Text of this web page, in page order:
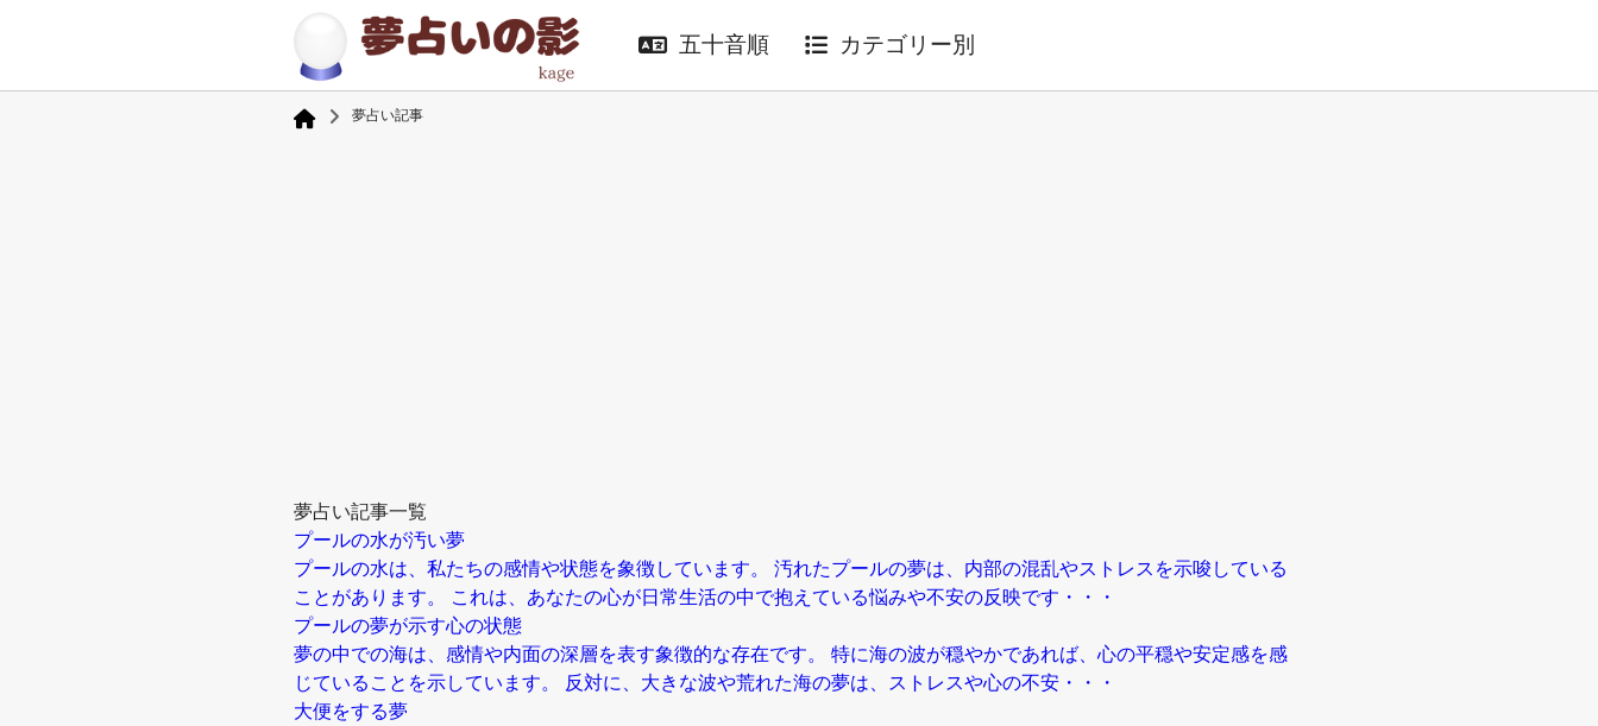
五十音順 カテゴリー別
夢占い記事
夢占い記事一覧
プールの水が汚い夢
プールの水は、私たちの感情や状態を象徴しています。 汚れたプールの夢は、内部の混乱やストレスを示唆している
ことがあります。 これは、あなたの心が日常生活の中で抱えている悩みや不安の反映です・・・
プールの夢が示す心の状態
夢の中での海は、感情や内面の深層を表す象徴的な存在です。 特に海の波が穏やかであれば、心の平穏や安定感を感
じていることを示しています。 反対に、大きな波や荒れた海の夢は、ストレスや心の不安・・・
大便をする夢